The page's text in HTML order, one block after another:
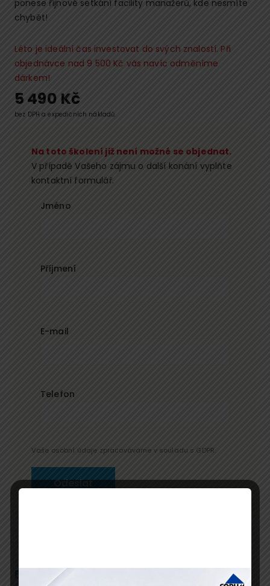
ponese říjnové setkání facility manažerů, kde nesmíte
chybět!
Léto je ideální čas investovat do svých znalostí. Při
objednávce nad 9 500 Kč vás navíc odměníme
dárkem!
5 490 Kč
bez DPH a expedičních nákladů.
Na toto školení již není možné se objednat.
V případě Vašeho zájmu o další konání vyplňte
kontaktní formulář.
Jméno
Příjmení
E-mail
Telefon
Vaše osobní údaje zpracováváme v souladu s GDPR.